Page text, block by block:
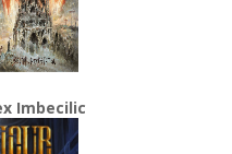
Imbecilic